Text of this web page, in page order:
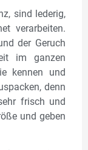
sind lederig,
verarbeiten.
der Geruch
im ganzen
kennen und
denn
frisch und
und geben